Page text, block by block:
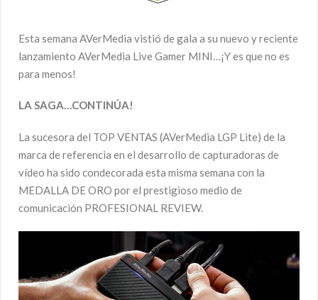
Esta semana AVerMedia vistió de gala a su nuevo y reciente
lanzamiento AVerMedia Live Gamer MINI…¡Y es que no es
para menos!
LA SAGA…CONTINÚA!
La sucesora del TOP VENTAS (AVerMedia LGP Lite) de la
marca de referencia en el desarrollo de capturadoras de
vídeo ha sido condecorada esta misma semana con la
MEDALLA DE ORO por el prestigioso medio de
comunicación PROFESIONAL REVIEW.